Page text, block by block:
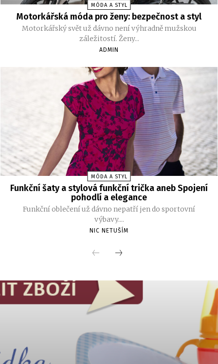
MÓDA A STYL
Motorkářská móda pro ženy: bezpečnost a styl
Motorkářský svět už dávno není výhradně mužskou
záležitostí. Ženy...
ADMIN
MÓDA A STYL
Funkční šaty a stylová funkční trička aneb Spojení
pohodlí a elegance
Funkční oblečení už dávno nepatří jen do sportovní
výbavy....
NIC NETUŠÍM